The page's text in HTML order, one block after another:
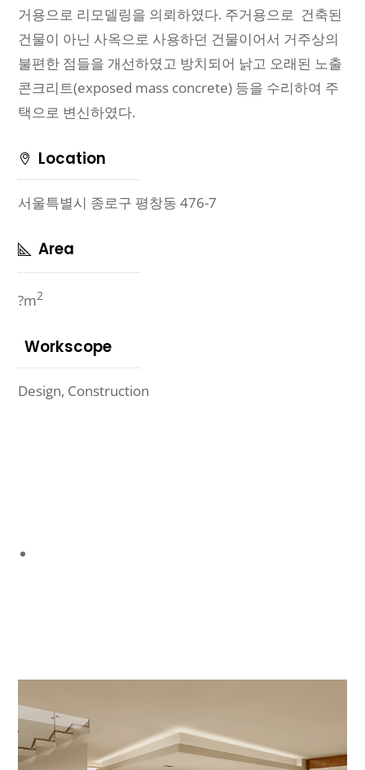
거용으로 리모델링을 의뢰하였다. 주거용으로 건축된
건물이 아닌 사옥으로 사용하던 건물이어서 거주상의
불편한 점들을 개선하였고 방치되어 낡고 오래된 노출
콘크리트(exposed mass concrete) 등을 수리하여 주
택으로 변신하였다.
Location
서울특별시 종로구 평창동 476-7
Area
?m2
Workscope
Design, Construction